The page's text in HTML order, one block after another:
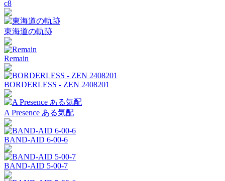
c8
東海道の軌跡
Remain
BORDERLESS - ZEN 2408201
A Presence ある気配
BAND-AID 6-00-6
BAND-AID 5-00-7